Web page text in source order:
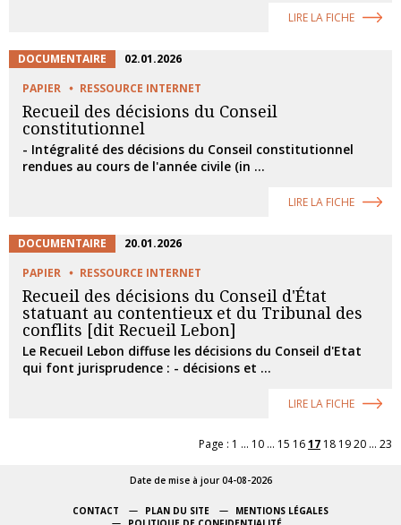
LIRE LA FICHE
DOCUMENTAIRE
02.01.2026
PAPIER
RESSOURCE INTERNET
Recueil des décisions du Conseil
constitutionnel
- Intégralité des décisions du Conseil constitutionnel
rendues au cours de l'année civile (in ...
LIRE LA FICHE
DOCUMENTAIRE
20.01.2026
PAPIER
RESSOURCE INTERNET
Recueil des décisions du Conseil d'État
statuant au contentieux et du Tribunal des
conflits [dit Recueil Lebon]
Le Recueil Lebon diffuse les décisions du Conseil d'Etat
qui font jurisprudence : - décisions et ...
LIRE LA FICHE
Page : 1 ... 10 ... 15 1617 18 1920 ... 23
Date de mise à jour 04-08-2026
CONTACT PLAN DU SITE
MENTIONS LÉGALES